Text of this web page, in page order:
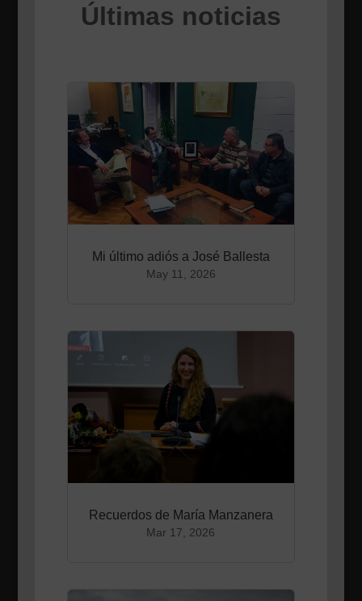
Últimas noticias
Mi último adiós a José Ballesta
May 11, 2026
Recuerdos de María Manzanera
Mar 17, 2026